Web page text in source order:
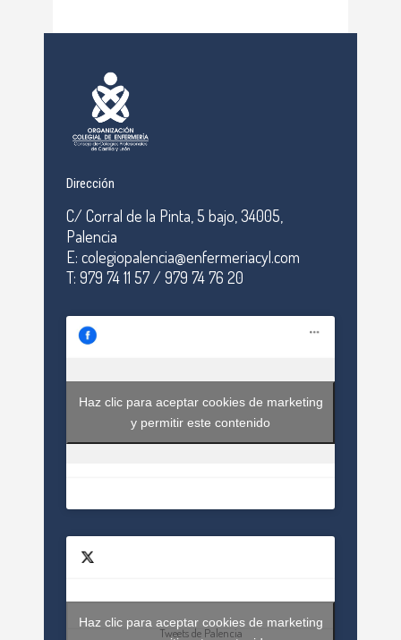
Dirección
C/ Corral de la Pinta, 5 bajo, 34005,
Palencia
E: colegiopalencia@enfermeriacyl.com
T: 979 74 11 57 / 979 74 76 20
Haz clic para aceptar cookies de marketing
y permitir este contenido
Tweets de Palencia
Haz clic para aceptar cookies de marketing